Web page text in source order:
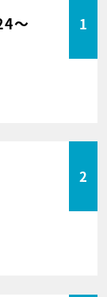
～ 1
2